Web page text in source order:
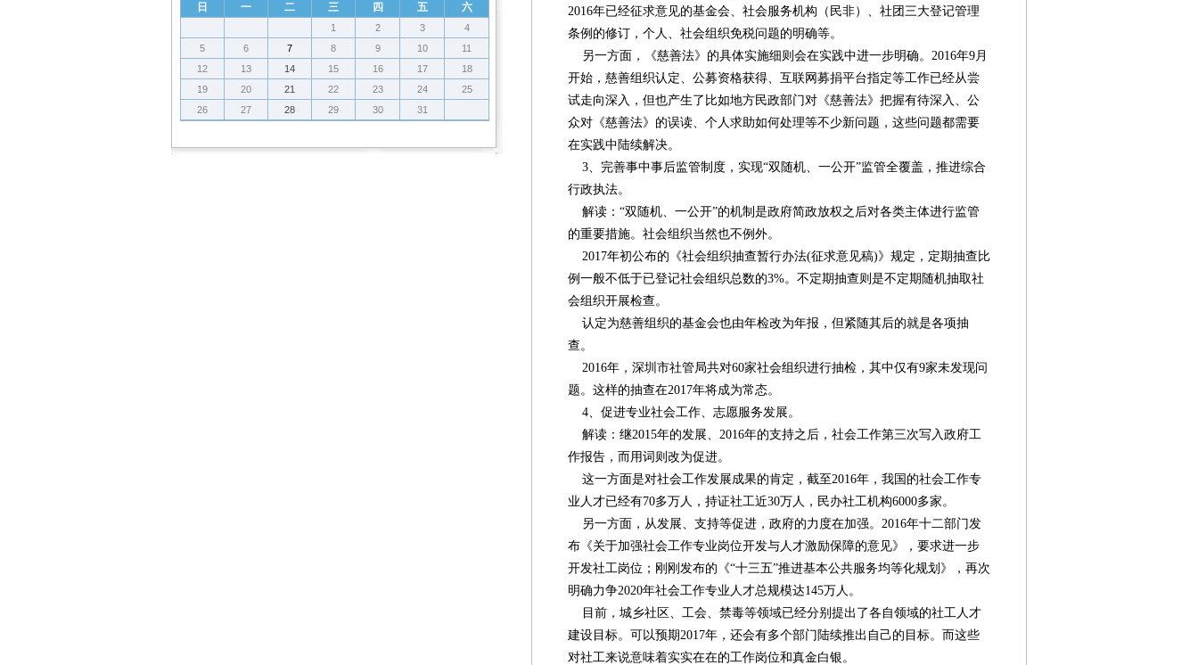
日 一 二 三 四 五 六
1 2 3
4
5
6 7 8 9 10
11
12
13 14 15 16 17
18
19
20 21 22 23 24
25
26
27 28 29 30 31
2016年已经征求意见的基金会、社会服务机构（民非）、社团三大登记管理
条例的修订，个人、社会组织免税问题的明确等。
另一方面，《慈善法》的具体实施细则会在实践中进一步明确。2016年9月
开始，慈善组织认定、公募资格获得、互联网募捐平台指定等工作已经从尝
试走向深入，但也产生了比如地方民政部门对《慈善法》把握有待深入、公
众对《慈善法》的误读、个人求助如何处理等不少新问题，这些问题都需要
在实践中陆续解决。
3、完善事中事后监管制度，实现“双随机、一公开”监管全覆盖，推进综合
行政执法。
解读：“双随机、一公开”的机制是政府简政放权之后对各类主体进行监管
的重要措施。社会组织当然也不例外。
2017年初公布的《社会组织抽查暂行办法(征求意见稿)》规定，定期抽查比
例一般不低于已登记社会组织总数的3%。不定期抽查则是不定期随机抽取社
会组织开展检查。
认定为慈善组织的基金会也由年检改为年报，但紧随其后的就是各项抽
查。
2016年，深圳市社管局共对60家社会组织进行抽检，其中仅有9家未发现问
题。这样的抽查在2017年将成为常态。
4、促进专业社会工作、志愿服务发展。
解读：继2015年的发展、2016年的支持之后，社会工作第三次写入政府工
作报告，而用词则改为促进。
这一方面是对社会工作发展成果的肯定，截至2016年，我国的社会工作专
业人才已经有70多万人，持证社工近30万人，民办社工机构6000多家。
另一方面，从发展、支持等促进，政府的力度在加强。2016年十二部门发
布《关于加强社会工作专业岗位开发与人才激励保障的意见》，要求进一步
开发社工岗位；刚刚发布的《“十三五”推进基本公共服务均等化规划》，再次
明确力争2020年社会工作专业人才总规模达145万人。
目前，城乡社区、工会、禁毒等领域已经分别提出了各自领域的社工人才
建设目标。可以预期2017年，还会有多个部门陆续推出自己的目标。而这些
对社工来说意味着实实在在的工作岗位和真金白银。